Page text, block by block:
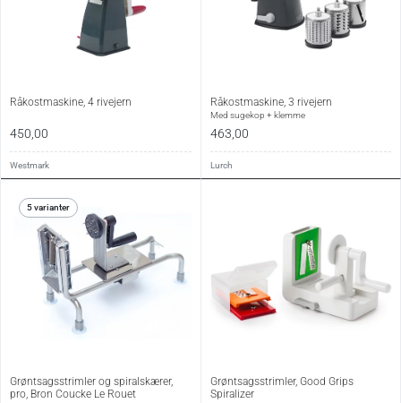
Råkostmaskine, 4 rivejern
450,00
Westmark
Råkostmaskine, 3 rivejern
Med sugekop + klemme
463,00
Lurch
5 varianter
Grøntsagsstrimler og spiralskærer,
pro, Bron Coucke Le Rouet
Grøntsagsstrimler, Good Grips
Spiralizer